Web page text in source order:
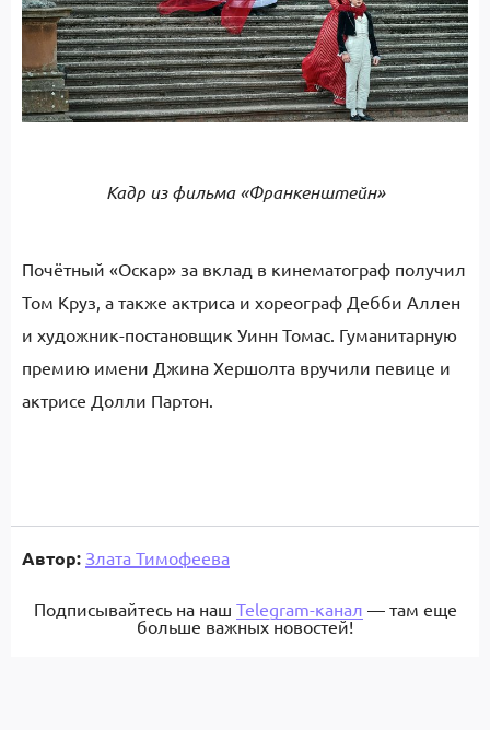
Кадр из фильма «Франкенштейн»
Почётный «Оскар» за вклад в кинематограф получил
Том Круз, а также актриса и хореограф Дебби Аллен
и художник-постановщик Уинн Томас. Гуманитарную
премию имени Джина Хершолта вручили певице и
актрисе Долли Партон.
Автор: Злата Тимофеева
Подписывайтесь на наш Telegram-канал — там еще
больше важных новостей!